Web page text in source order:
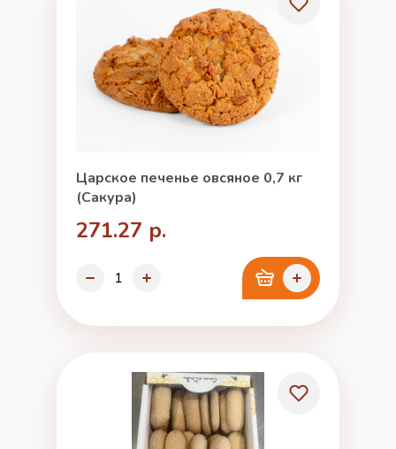
Царское печенье овсяное 0,7 кг
(Сакура)
271.27 р.